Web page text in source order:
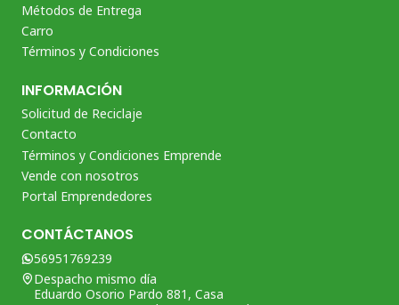
Métodos de Entrega
Carro
Términos y Condiciones
INFORMACIÓN
Solicitud de Reciclaje
Contacto
Términos y Condiciones Emprende
Vende con nosotros
Portal Emprendedores
CONTÁCTANOS
56951769239
Despacho mismo día
Eduardo Osorio Pardo 881, Casa